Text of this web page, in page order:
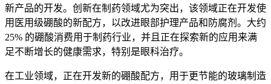
新产品的开发。创新在制药领域尤为突出，该领域正在开发使
用医用级硼酸的新配方，以改进眼部护理产品和防腐剂。大约
25% 的硼酸消费用于制药行业，并且正在探索新的应用来满
足不断增长的健康需求，特别是眼科治疗。
在工业领域，正在开发新的硼酸配方，用于更节能的玻璃制造